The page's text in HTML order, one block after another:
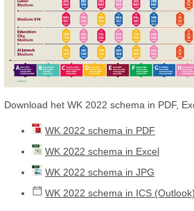
Download het WK 2022 schema in PDF,
WK 2022 schema in PDF
WK 2022 schema in Excel
WK 2022 schema in JPG
WK 2022 schema in ICS (Outlook)